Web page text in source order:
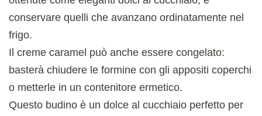
conservare quelli che avanzano ordinatamente nel
frigo.
Il creme caramel può anche essere congelato:
basterà chiudere le formine con gli appositi coperchi
o metterle in un contenitore ermetico.
Questo budino è un dolce al cucchiaio perfetto per